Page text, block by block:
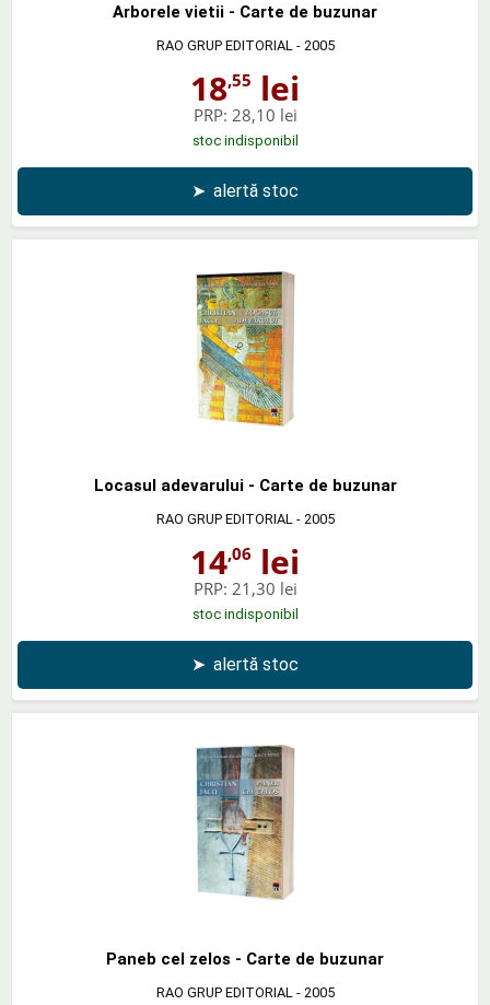
Arborele vietii - Carte de buzunar
RAO GRUP EDITORIAL - 2005
18,55 lei
PRP: 28,10 lei
stoc indisponibil
➤ alertă stoc
Locasul adevarului - Carte de buzunar
RAO GRUP EDITORIAL - 2005
14,06 lei
PRP: 21,30 lei
stoc indisponibil
➤ alertă stoc
Paneb cel zelos - Carte de buzunar
RAO GRUP EDITORIAL - 2005